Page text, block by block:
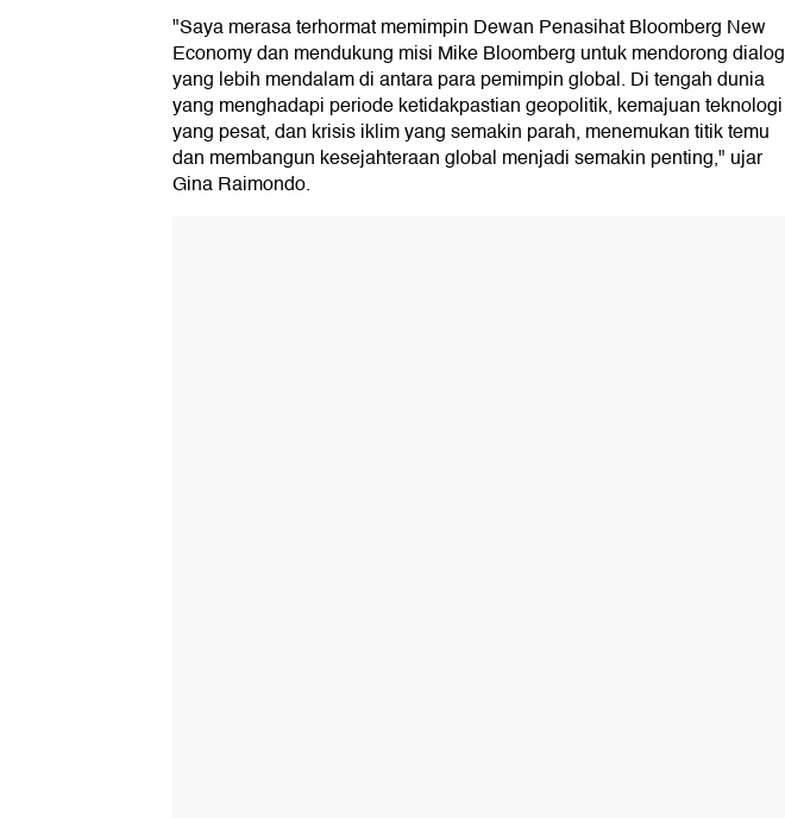
"Saya merasa terhormat memimpin Dewan Penasihat Bloomberg New
Economy dan mendukung misi Mike Bloomberg untuk mendorong dialog
yang lebih mendalam di antara para pemimpin global. Di tengah dunia
yang menghadapi periode ketidakpastian geopolitik, kemajuan teknologi
yang pesat, dan krisis iklim yang semakin parah, menemukan titik temu
dan membangun kesejahteraan global menjadi semakin penting," ujar
Gina Raimondo.